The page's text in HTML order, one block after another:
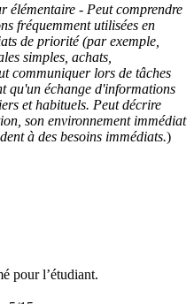
élémentaire - Peut comprendre
fréquemment utilisées en
de priorité (par exemple,
simples, achats,
communiquer lors de tâches
qu'un échange d'informations
et habituels. Peut décrire
son environnement immédiat
à des besoins immédiats.)
pour l’étudiant.